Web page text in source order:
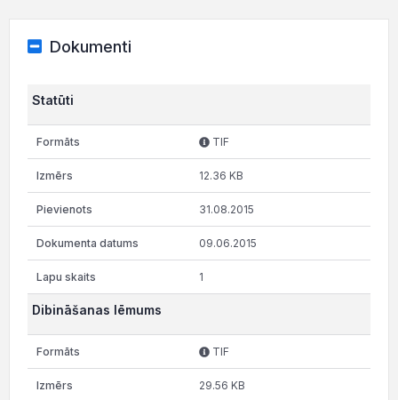
Dokumenti
Statūti
TIF
12.36 KB
31.08.2015
09.06.2015
1
Dibināšanas lēmums
TIF
29.56 KB